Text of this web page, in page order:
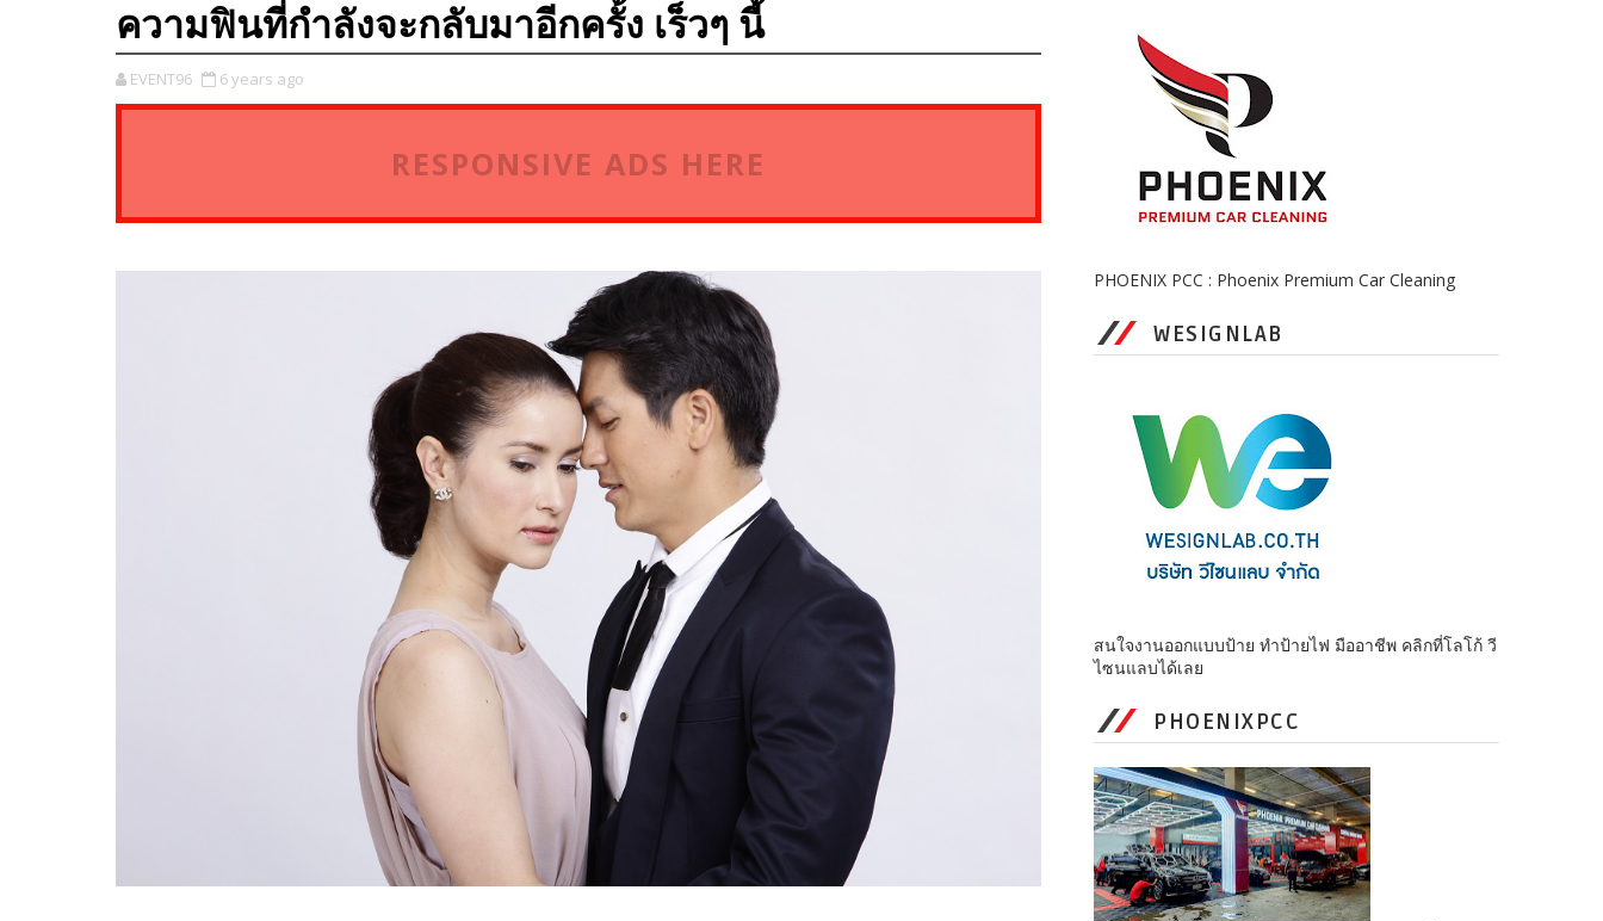
ความฟินที่กำลังจะกลับมาอีกครั้ง เร็วๆ นี้
EVENT96 6 years ago
RESPONSIVE ADS HERE
PHOENIX PCC : Phoenix Premium Car Cleaning
WESIGNLAB
สนใจงานออกแบบป้าย ทำป้ายไฟ มืออาชีพ คลิกที่โลโก้ วี
ไซนแลบได้เลย
PHOENIXPCC